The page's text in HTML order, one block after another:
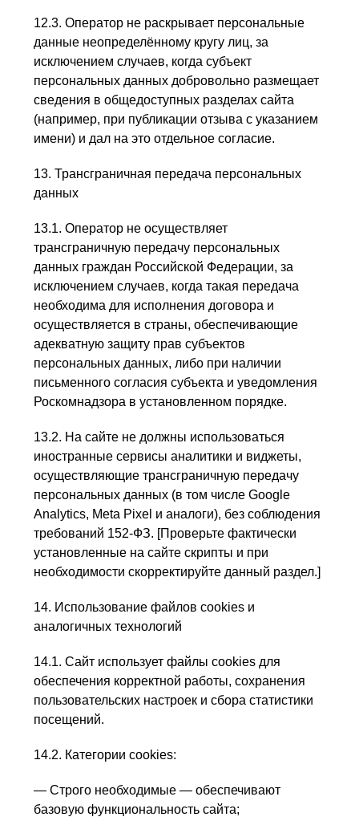
12.3. Оператор не раскрывает персональные
данные неопределённому кругу лиц, за
исключением случаев, когда субъект
персональных данных добровольно размещает
сведения в общедоступных разделах сайта
(например, при публикации отзыва с указанием
имени) и дал на это отдельное согласие.
13. Трансграничная передача персональных
данных
13.1. Оператор не осуществляет
трансграничную передачу персональных
данных граждан Российской Федерации, за
исключением случаев, когда такая передача
необходима для исполнения договора и
осуществляется в страны, обеспечивающие
адекватную защиту прав субъектов
персональных данных, либо при наличии
письменного согласия субъекта и уведомления
Роскомнадзора в установленном порядке.
13.2. На сайте не должны использоваться
иностранные сервисы аналитики и виджеты,
осуществляющие трансграничную передачу
персональных данных (в том числе Google
Analytics, Meta Pixel и аналоги), без соблюдения
требований 152-ФЗ. [Проверьте фактически
установленные на сайте скрипты и при
необходимости скорректируйте данный раздел.]
14. Использование файлов cookies и
аналогичных технологий
14.1. Сайт использует файлы cookies для
обеспечения корректной работы, сохранения
пользовательских настроек и сбора статистики
посещений.
14.2. Категории cookies:
— Строго необходимые — обеспечивают
базовую функциональность сайта;